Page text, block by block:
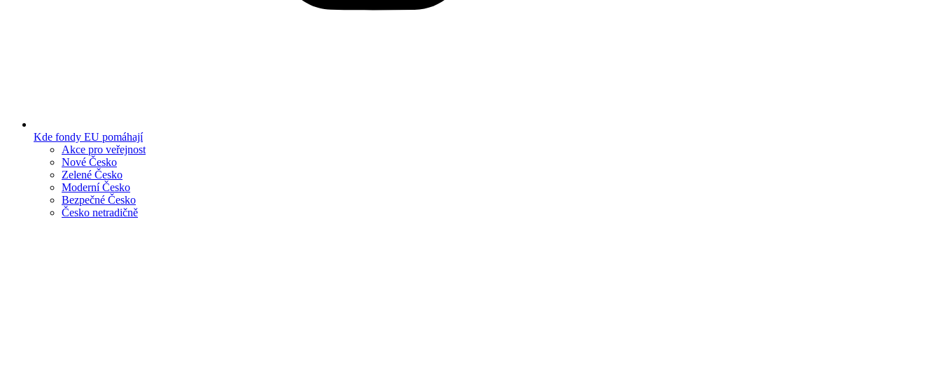
Kde fondy EU pomáhají
Akce pro veřejnost
Nové Česko
Zelené Česko
Moderní Česko
Bezpečné Česko
Česko netradičně